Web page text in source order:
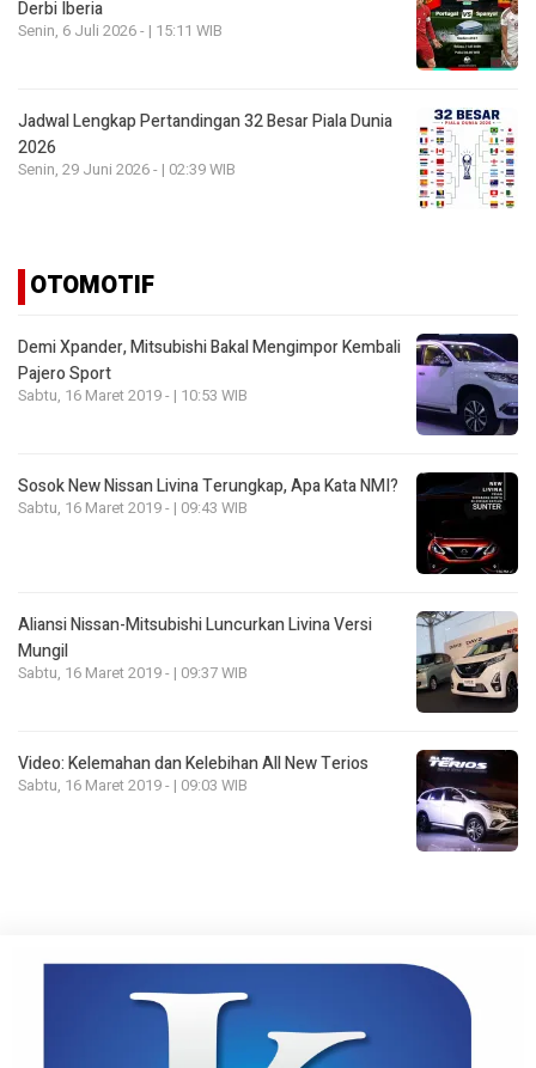
Derbi Iberia
Senin, 6 Juli 2026 - | 15:11 WIB
Jadwal Lengkap Pertandingan 32 Besar Piala Dunia
2026
Senin, 29 Juni 2026 - | 02:39 WIB
OTOMOTIF
Demi Xpander, Mitsubishi Bakal Mengimpor Kembali
Pajero Sport
Sabtu, 16 Maret 2019 - | 10:53 WIB
Sosok New Nissan Livina Terungkap, Apa Kata NMI?
Sabtu, 16 Maret 2019 - | 09:43 WIB
Aliansi Nissan-Mitsubishi Luncurkan Livina Versi
Mungil
Sabtu, 16 Maret 2019 - | 09:37 WIB
Video: Kelemahan dan Kelebihan All New Terios
Sabtu, 16 Maret 2019 - | 09:03 WIB